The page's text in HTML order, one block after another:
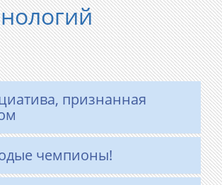
признанная
чемпионы!